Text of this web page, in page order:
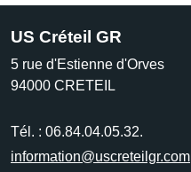
US Créteil GR
5 rue d'Estienne d'Orves
94000 CRETEIL
Tél. : 06.84.04.05.32.
information@uscreteilgr.com